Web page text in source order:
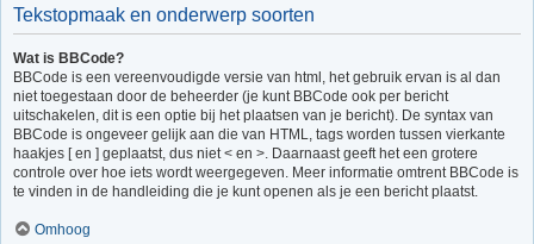
Tekstopmaak en onderwerp soorten
Wat is BBCode?
BBCode is een vereenvoudigde versie van html, het gebruik ervan is al dan
niet toegestaan door de beheerder (je kunt BBCode ook per bericht
uitschakelen, dit is een optie bij het plaatsen van je bericht). De syntax van
BBCode is ongeveer gelijk aan die van HTML, tags worden tussen vierkante
haakjes [ en ] geplaatst, dus niet < en >. Daarnaast geeft het een grotere
controle over hoe iets wordt weergegeven. Meer informatie omtrent BBCode is
te vinden in de handleiding die je kunt openen als je een bericht plaatst.
Omhoog